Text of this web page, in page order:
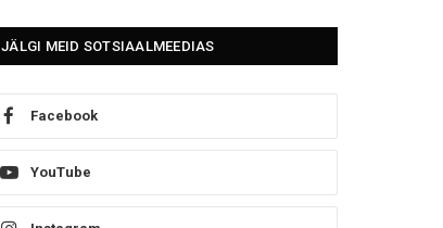
JÄLGI MEID SOTSIAALMEEDIAS
Facebook
YouTube